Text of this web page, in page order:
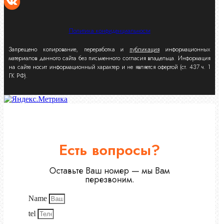
Политика конфиденциальности
Запрещено копирование, переработка и публикация информационных
материалов данного сайта без письменного согласия владельца. Информация
на сайте носит информационный характер и не является офертой (ст. 437 ч. 1
ГК РФ).
Есть вопросы?
Оставьте Ваш номер — мы Вам
перезвоним.
Name
tel